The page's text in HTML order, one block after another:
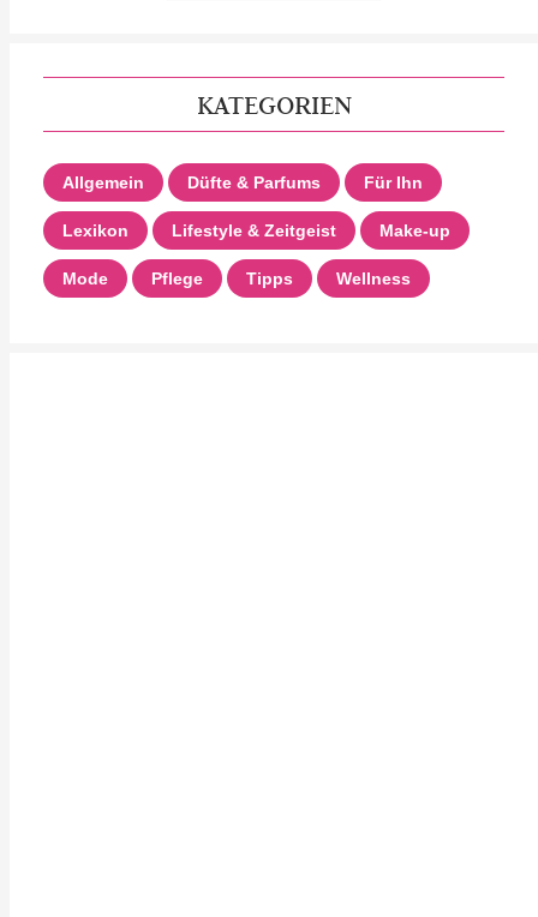
KATEGORIEN
Allgemein Düfte & Parfums Für Ihn
Lexikon Lifestyle & Zeitgeist Make-up
Mode Pflege Tipps Wellness